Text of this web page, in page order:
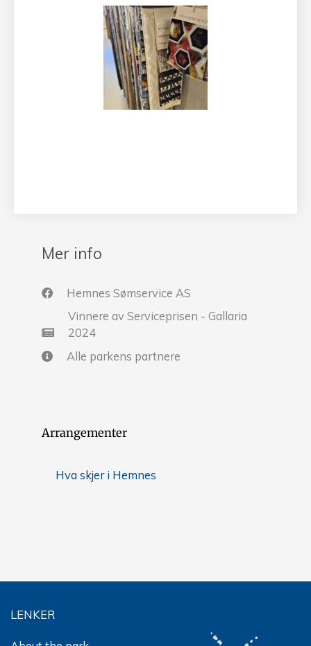
Mer info
Hemnes Sømservice AS
Vinnere av Serviceprisen - Gallaria
2024
Alle parkens partnere
Arrangementer
Hva skjer i Hemnes
LENKER